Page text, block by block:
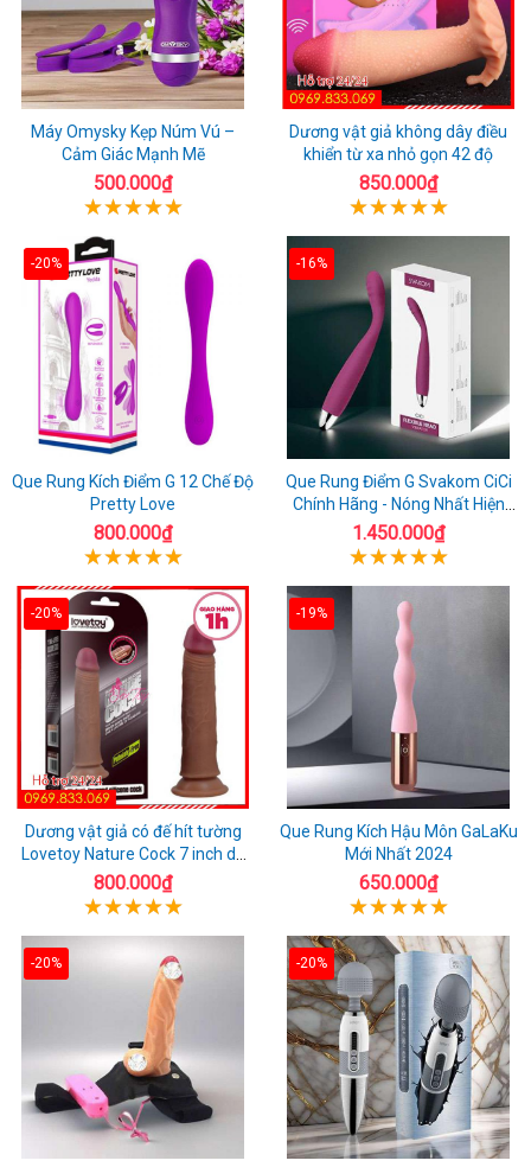
Máy Omysky Kẹp Núm Vú –
Cảm Giác Mạnh Mẽ
500.000₫
Dương vật giả không dây điều
khiển từ xa nhỏ gọn 42 độ
850.000₫
-20%
Que Rung Kích Điểm G 12 Chế Độ
Pretty Love
800.000₫
-16%
Que Rung Điểm G Svakom CiCi
Chính Hãng - Nóng Nhất Hiện
Nay
1.450.000₫
-20%
Dương vật giả có đế hít tường
Lovetoy Nature Cock 7 inch da
đen
800.000₫
-19%
Que Rung Kích Hậu Môn GaLaKu
Mới Nhất 2024
650.000₫
-20% -20%